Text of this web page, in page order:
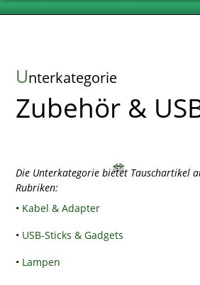
Unterkategorie
Zubehör &
Die Unterkategorie bietet Tauschartikel
Rubriken:
• Kabel & Adapter
• USB-Sticks & Gadgets
• Lampen